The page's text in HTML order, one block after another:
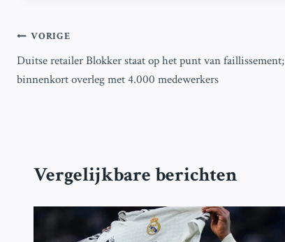
Bericht
navigatie
VORIGE
Duitse retailer Blokker staat op het punt van faillissement;
binnenkort overleg met 4.000 medewerkers
Vergelijkbare berichten